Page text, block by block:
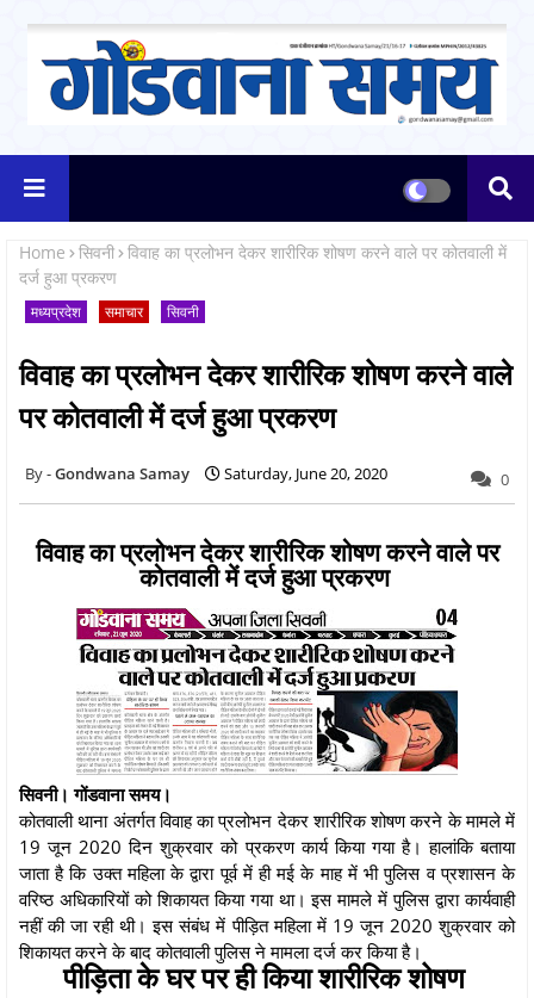
Home सिवनी विवाह का प्रलोभन देकर शारीरिक शोषण करने वाले पर कोतवाली में
दर्ज हुआ प्रकरण
मध्यप्रदेश समाचार सिवनी
विवाह का प्रलोभन देकर शारीरिक शोषण करने वाले
पर कोतवाली में दर्ज हुआ प्रकरण
Gondwana Samay Saturday, June 20, 2020 0
विवाह का प्रलोभन देकर शारीरिक शोषण करने वाले पर
कोतवाली में दर्ज हुआ प्रकरण
सिवनी। गोंडवाना समय।
कोतवाली थाना अंतर्गत विवाह का प्रलोभन देकर शारीरिक शोषण करने के मामले में
19 जून 2020 दिन शुक्रवार को प्रकरण कार्य किया गया है। हालांकि बताया
जाता है कि उक्त महिला के द्वारा पूर्व में ही मई के माह में भी पुलिस व प्रशासन के
वरिष्ठ अधिकारियों को शिकायत किया गया था। इस मामले में पुलिस द्वारा कार्यवाही
नहीं की जा रही थी। इस संबंध में पीड़ित महिला में 19 जून 2020 शुक्रवार को
शिकायत करने के बाद कोतवाली पुलिस ने मामला दर्ज कर किया है।
पीड़िता के घर पर ही किया शारीरिक शोषण